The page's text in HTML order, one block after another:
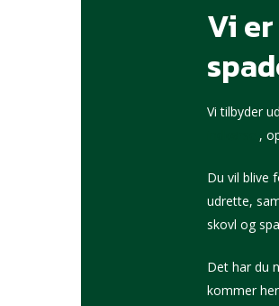
Vi er
Vi tilbyder
,
Du vil blive
udrette,
skovl og
Det har du
kommer